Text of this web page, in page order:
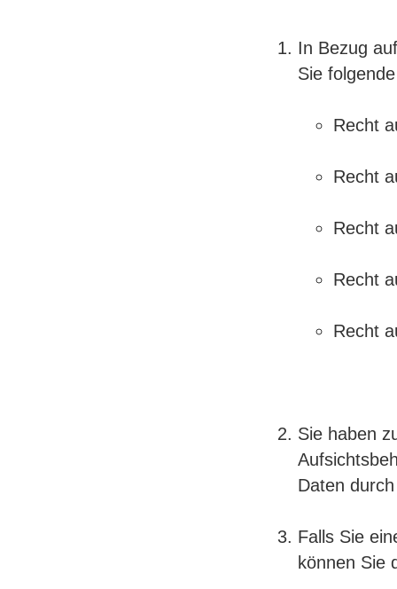
In Bezug
Sie
Recht
Recht
Recht
Recht
Recht
Sie haben
Daten
Falls Sie
können Sie